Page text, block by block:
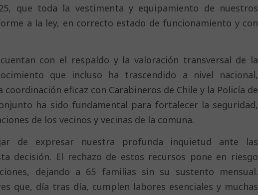
que toda la vestimenta y equipamiento de nuestros
a la ley, en correcto estado de funcionamiento y con
con el respaldo y la valoración transversal de la
que incluso ha trascendido a nivel nacional,
eficaz con Carabineros de Chile y la Policía de
ha sido fundamental para fortalecer la seguridad,
de los vecinos y vecinas de la comuna.
de expresar nuestra profunda inquietud ante las
decisión. El rechazo de estos recursos pone en riesgo
dejando a 65 familias sin su sustento mensual.
que, día tras día, cumplen labores esenciales y muchas